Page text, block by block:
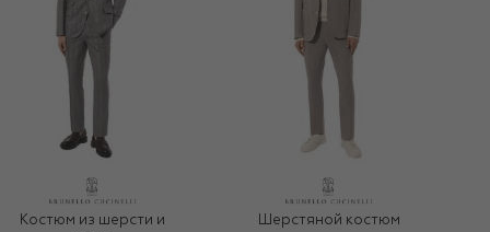
Костюм из шерсти и
Шерстяной костюм